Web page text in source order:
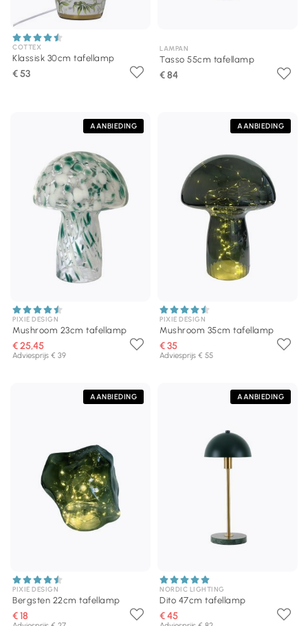
COTTEX
Klassisk 30cm tafellamp
€ 53
LAMPAN
Tasso 55cm tafellamp
€ 84
AANBIEDING
PIXIE DESIGN
Mushroom 23cm tafellamp
€ 25,45
Adviesprijs € 39
AANBIEDING
PIXIE DESIGN
Mushroom 35cm tafellamp
€ 35
Adviesprijs € 55
AANBIEDING
PIXIE DESIGN
Bergsten 22cm tafellamp
€ 18
AANBIEDING
NORDIC LIGHTING
Dito 47cm tafellamp
€ 45